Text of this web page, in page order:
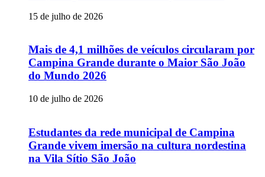
15 de julho de 2026
Mais de 4,1 milhões de veículos circularam por
Campina Grande durante o Maior São João
do Mundo 2026
10 de julho de 2026
Estudantes da rede municipal de Campina
Grande vivem imersão na cultura nordestina
na Vila Sítio São João